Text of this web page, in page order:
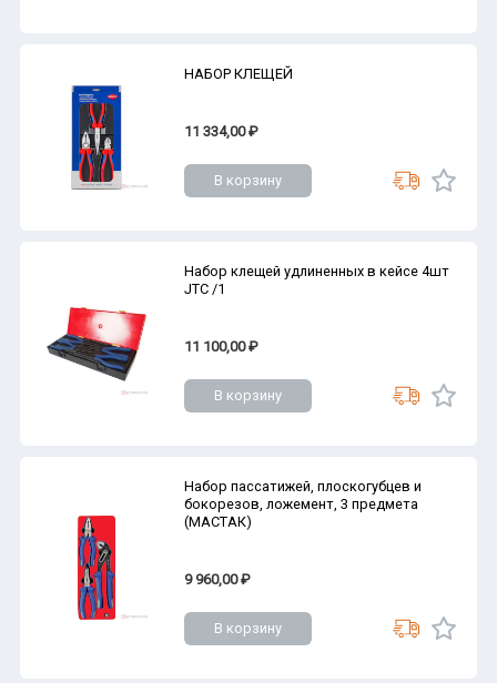
НАБОР КЛЕЩЕЙ
11 334,00 ₽
В корзину
Набор клещей удлиненных в кейсе 4шт
JTC /1
11 100,00 ₽
В корзину
Набор пассатижей, плоскогубцев и
бокорезов, ложемент, 3 предмета
(МАСТАК)
9 960,00 ₽
В корзину